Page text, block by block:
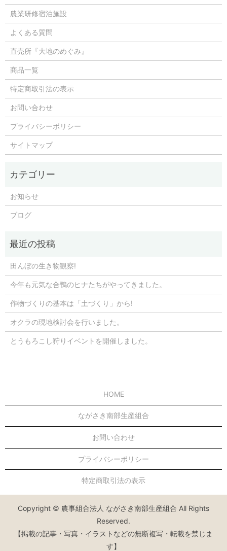
農業研修宿泊施設
よくある質問
直売所『大地のめぐみ』
商品一覧
特定商取引法の表示
お問い合わせ
プライバシーポリシー
サイトマップ
お知らせ
ブログ
田んぼの生き物観察!
今年も元気な合鴨のヒナたちがやってきました。
作物づくりの基本は「土づくり」から!
オクラの現地検討会を行いました。
とうもろこし狩りイベントを開催しました。
HOME
ながさき南部生産組合
お問い合わせ
プライバシーポリシー
特定商取引法の表示
Copyright © 農事組合法人 ながさき南部生産組合 All Rights
Reserved.
【掲載の記事・写真・イラストなどの無断複写・転載を禁じま
す】